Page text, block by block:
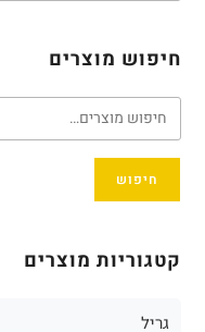
חיפוש מוצרים
חיפוש
קטגוריות מוצרים
גריל